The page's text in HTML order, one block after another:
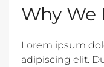
Why We
Lorem ipsum
adipiscing elit.